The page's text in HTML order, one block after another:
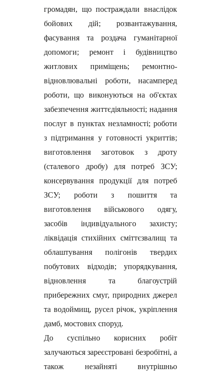
громадян, що постраждали внаслідок
бойових дій; розвантажування,
фасування та роздача гуманітарної
допомоги; ремонт і будівництво
житлових приміщень; ремонтно-
відновлювальні роботи, насамперед
роботи, що виконуються на об'єктах
забезпечення життєдіяльності; надання
послуг в пунктах незламності; роботи
з підтримання у готовності укриттів;
виготовлення заготовок з дроту
(сталевого дробу) для потреб ЗСУ;
консервування продукції для потреб
ЗСУ; роботи з пошиття та
виготовлення військового одягу,
засобів індивідуального захисту;
ліквідація стихійних сміттєзвалищ та
облаштування полігонів твердих
побутових відходів; упорядкування,
відновлення та благоустрій
прибережних смуг, природних джерел
та водоймищ, русел річок, укріплення
дамб, мостових споруд.
До суспільно корисних робіт
залучаються зареєстровані безробітні, а
також незайняті внутрішньо